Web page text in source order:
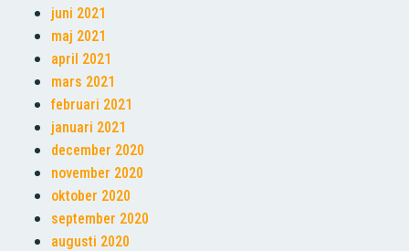
juni 2021
maj 2021
april 2021
mars 2021
februari 2021
januari 2021
december 2020
november 2020
oktober 2020
september 2020
augusti 2020